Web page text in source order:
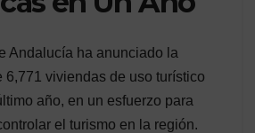
Andalucía ha anunciado la
6,771 viviendas de uso turístico
año, en un esfuerzo para
el turismo en la región.